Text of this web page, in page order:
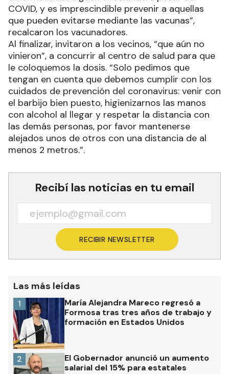
COVID, y es imprescindible prevenir a aquellas
que pueden evitarse mediante las vacunas”,
recalcaron los vacunadores.
Al finalizar, invitaron a los vecinos, “que aún no
vinieron”, a concurrir al centro de salud para que
le coloquemos la dosis. “Solo pedimos que
tengan en cuenta que debemos cumplir con los
cuidados de prevención del coronavirus: venir con
el barbijo bien puesto, higienizarnos las manos
con alcohol al llegar y respetar la distancia con
las demás personas, por favor mantenerse
alejados unos de otros con una distancia de al
menos 2 metros.”.
Recibí las noticias en tu email
RECIBIR NEWSLETTER
Las más leídas
María Alejandra Mareco regresó a
Formosa tras tres años de trabajo y
formación en Estados Unidos
1
El Gobernador anunció un aumento
salarial del 15% para estatales
2